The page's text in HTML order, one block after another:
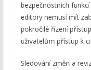
bezpečnostních
editory nemusí mít
pokročilé řízení
uživatelům přístup k
Sledování změn a